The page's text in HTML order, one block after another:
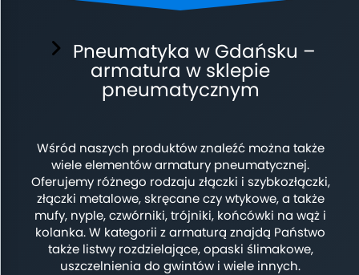
Pneumatyka w Gdańsku –
armatura w sklepie
pneumatycznym
Wśród naszych produktów znaleźć można także
wiele elementów armatury pneumatycznej.
Oferujemy różnego rodzaju złączki i szybkozłączki,
złączki metalowe, skręcane czy wtykowe, a także
mufy, nyple, czwórniki, trójniki, końcówki na wąż i
kolanka. W kategorii z armaturą znajdą Państwo
także listwy rozdzielające, opaski ślimakowe,
uszczelnienia do gwintów i wiele innych.